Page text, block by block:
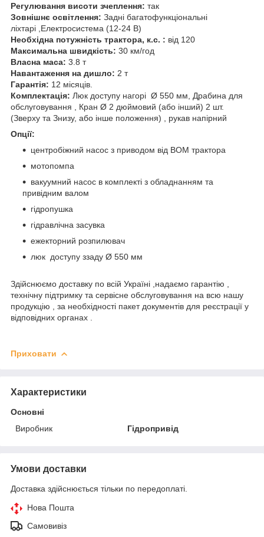
Регулювання висоти зчеплення: так
Зовнішнє освітлення: Задні багатофункціональні
ліхтарі ,Електросистема (12-24 В)
Необхідна потужність трактора, к.с. : від 120
Максимальна швидкість: 30 км/год
Власна маса: 3.8 т
Навантаження на дишло: 2 т
Гарантія: 12 місяців.
Комплектація: Люк доступу нагорі Ø 550 мм, Драбина для
обслуговування , Кран Ø 2 дюймовий (або інший) 2 шт.
(Зверху та Знизу, або інше положення) , рукав напірний
Опції:
центробіжний насос з приводом від ВОМ трактора
мотопомпа
вакуумний насос в комплекті з обладнанням та
привідним валом
гідропушка
гідравлічна засувка
ежекторний розпилювач
люк доступу ззаду Ø 550 мм
Здійснюємо доставку по всій Україні ,надаємо гарантію ,
технічну підтримку та сервісне обслуговування на всю нашу
продукцію , за необхідності пакет документів для реєстрації у
відповідних органах .
Приховати
Характеристики
Основні
Виробник
Гідропривід
Умови доставки
Доставка здійснюється тільки по передоплаті.
Нова Пошта
Самовивіз